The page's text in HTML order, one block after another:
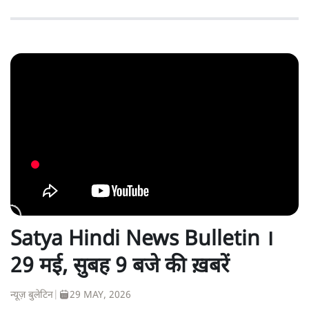
Satya Hindi News Bulletin ।
29 मई, सुबह 9 बजे की ख़बरें
न्यूज़ बुलेटिन 29 MAY, 2026